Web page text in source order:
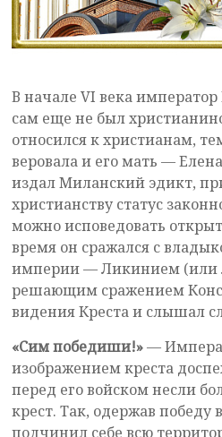
В начале VI века
сам еще не был
относился к христианам,
веровала и его мать —
издал Миланский эдикт,
христианству статус
можно исповедовать
время он сражался с
империи — Ликинием (или
решающим сражением
видения Креста и слышал
«Сим победиши!»—
изображением креста
перед его войском несли
крест. Так, одержав победу
подчинил себе всю